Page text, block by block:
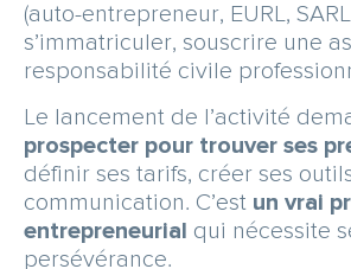
(auto-entrepreneur, EURL,
s’immatriculer, souscrire une
responsabilité civile
Le lancement de l’activité
prospecter pour trouver ses
définir ses tarifs, créer ses
communication. C’est un vrai
entrepreneurial qui nécessite
persévérance.